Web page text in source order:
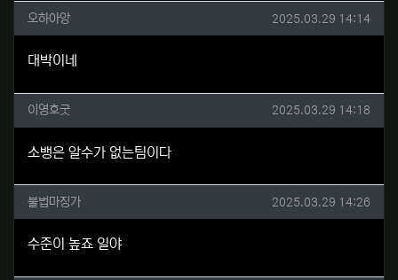
오하아앙님의 댓글
오하아앙 작성일
2025.03.29 14:14
대박이네
이영호굿님의 댓글
이영호굿 작성일
2025.03.29 14:18
소뱅은 알수가 없는팀이다
불법마징가님의 댓글
불법마징가 작성일
2025.03.29 14:26
수준이 높죠 일야